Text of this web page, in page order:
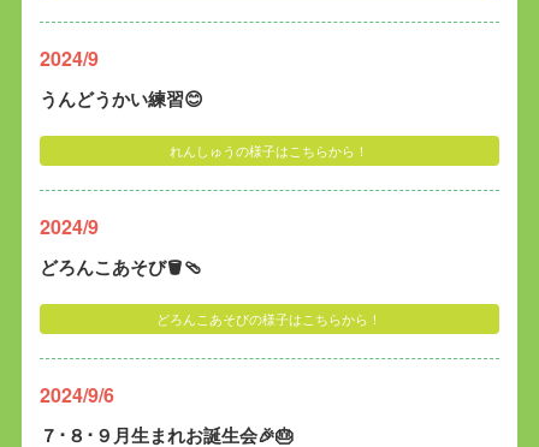
2024/9
うんどうかい練習😊
れんしゅうの様子はこちらから！
2024/9
どろんこあそび🪣🩴
どろんこあそびの様子はこちらから！
2024/9/6
７･８･９月生まれお誕生会🎉🎂